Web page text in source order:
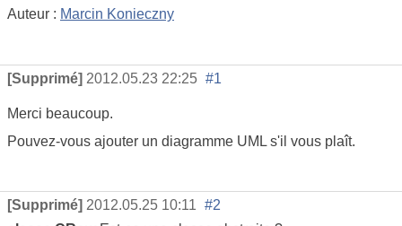
Auteur : Marcin Konieczny
[Supprimé] 2012.05.23 22:25 #1
Merci beaucoup.
Pouvez-vous ajouter un diagramme UML s'il vous plaît.
[Supprimé] 2012.05.25 10:11 #2